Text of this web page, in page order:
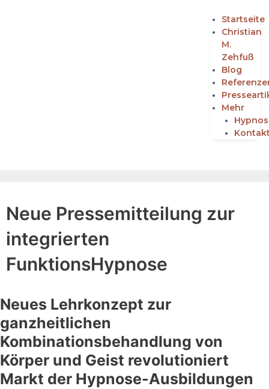
Startseite
Christian
M.
Zehfuß
Blog
Mehr
Neue Pressemitteilung zur
integrierten
FunktionsHypnose
Neues Lehrkonzept zur
ganzheitlichen
Kombinationsbehandlung von
Körper und Geist revolutioniert
Markt der Hypnose-Ausbildungen